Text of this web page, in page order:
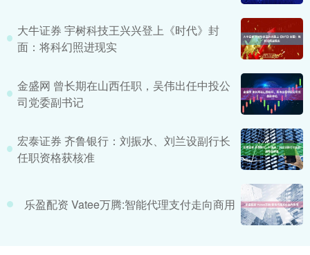
大牛证券 宇树科技王兴兴登上《时代》封
面：将科幻照进现实
金盛网 曾长期在山西任职，吴伟出任中投公
司党委副书记
宏泰证券 齐鲁银行：刘振水、刘兰设副行长
任职资格获核准
乐盈配资 Vatee万腾:智能代理支付走向商用